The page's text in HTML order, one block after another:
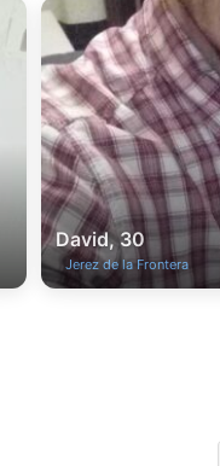
David, 30
Jerez de la Frontera